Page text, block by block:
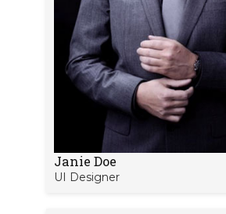
Janie Doe
UI Designer